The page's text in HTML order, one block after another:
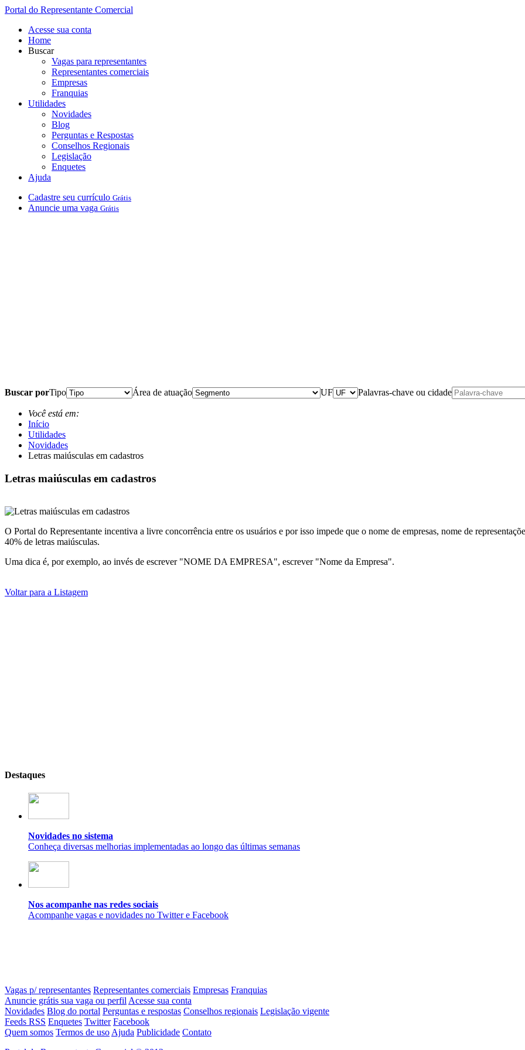
Portal do Representante Comercial
Acesse sua conta
Home
Buscar
Vagas para representantes
Representantes comerciais
Empresas
Franquias
Utilidades
Novidades
Blog
Perguntas e Respostas
Conselhos Regionais
Legislação
Enquetes
Ajuda
Cadastre seu currículo Grátis
Anuncie uma vaga Grátis
Buscar porTipo Área de atuação UF Palavras-chave ou cidade
Você está em:
Início
Utilidades
Novidades
Letras maiúsculas em cadastros
Letras maiúsculas em cadastros
O Portal do Representante incentiva a livre concorrência entre os usuários e por isso impede que o nome de empresas, nome de
40% de letras maiúsculas.
Uma dica é, por exemplo, ao invés de escrever "NOME DA EMPRESA", escrever "Nome da Empresa".
Voltar para a Listagem
Destaques
Novidades no sistema
Conheça diversas melhorias implementadas ao longo das últimas semanas
Nos acompanhe nas redes sociais
Acompanhe vagas e novidades no Twitter e Facebook
Vagas p/ representantes Representantes comerciais Empresas Franquias
Anuncie grátis sua vaga ou perfil Acesse sua conta
Novidades Blog do portal Perguntas e respostas Conselhos regionais Legislação vigente
Feeds RSS Enquetes Twitter Facebook
Quem somos Termos de uso Ajuda Publicidade Contato